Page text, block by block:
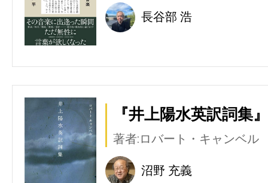
長谷部 浩
『井上陽水英訳詞集
著者:ロバート・キャンベル
沼野 充義